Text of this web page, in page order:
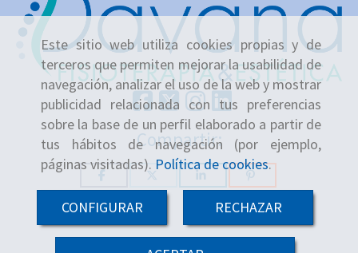
Este sitio web utiliza cookies propias y de
terceros que permiten mejorar la usabilidad de
navegación, analizar el uso de la web y mostrar
publicidad relacionada con tus preferencias
sobre la base de un perfil elaborado a partir de
tus hábitos de navegación (por ejemplo,
páginas visitadas). Política de cookies.
CONFIGURAR RECHAZAR
+
Compartir: